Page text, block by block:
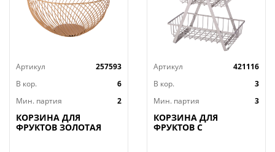
Артикул
257593
В кор.
6
Мин. партия
2
КОРЗИНА ДЛЯ
ФРУКТОВ ЗОЛОТАЯ
Артикул
421116
В кор.
3
Мин. партия
3
КОРЗИНА ДЛЯ
ФРУКТОВ С